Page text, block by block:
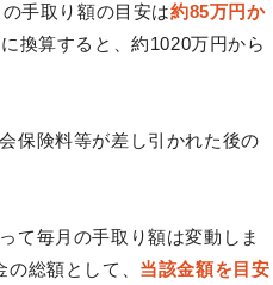
手取り額の目安は約85万円か
換算すると、約1020万円から
保険料等が差し引かれた後の
て毎月の手取り額は変動しま
総額として、 当該金額を目安